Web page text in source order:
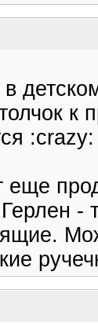
к
:crazy:
еще
-